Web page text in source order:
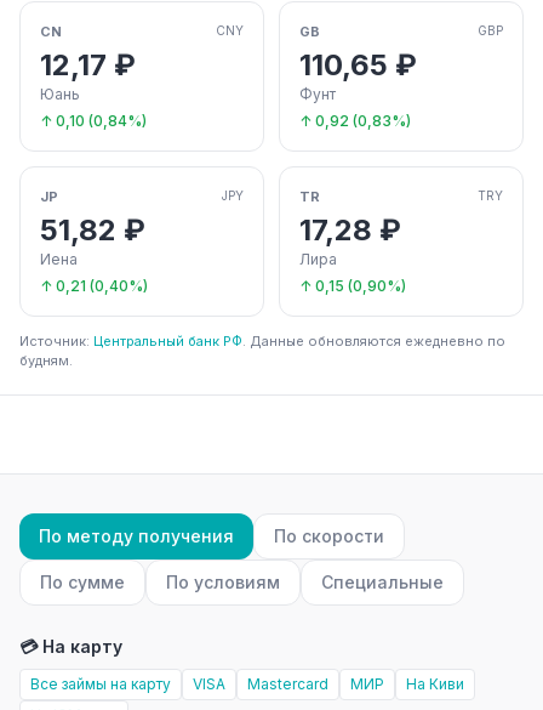
CN CNY
12,17 ₽
Юань
↑ 0,10 (0,84%)
GB GBP
110,65 ₽
Фунт
↑ 0,92 (0,83%)
JP JPY
51,82 ₽
Иена
↑ 0,21 (0,40%)
TR TRY
17,28 ₽
Лира
↑ 0,15 (0,90%)
Источник: Центральный банк РФ. Данные обновляются ежедневно по
будням.
По методу получения По скорости
По сумме По условиям Специальные
💳 На карту
Все займы на карту VISA Mastercard МИР
На Киви